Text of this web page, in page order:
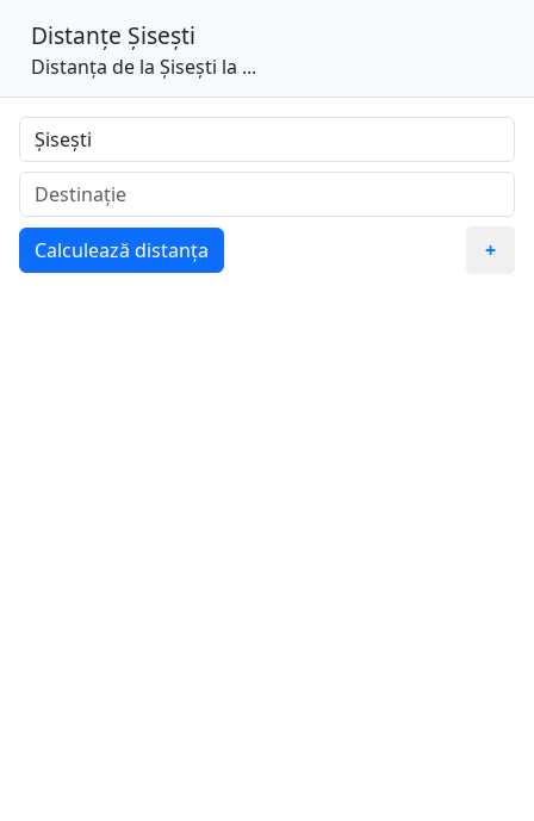
Distanțe Șisești
Distanța de la Șisești la ...
Calculează distanța +